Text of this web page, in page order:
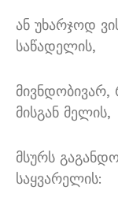
ან უხარჯოდ
საწადელის,
მისგან მელის,
მსურს
საყვარელის: